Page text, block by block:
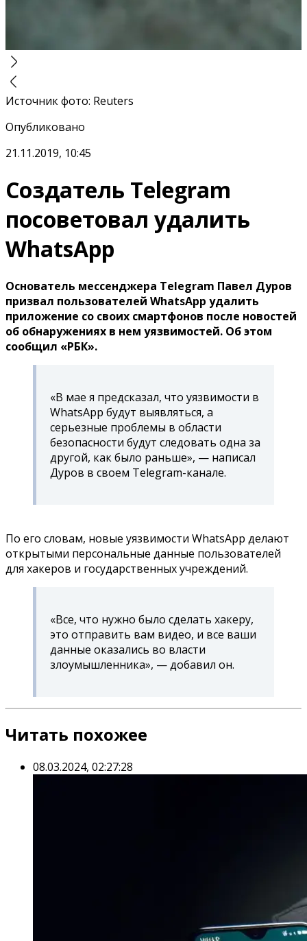
Источник фото: Reuters
Опубликовано
21.11.2019, 10:45
Создатель Telegram
посоветовал удалить
WhatsApp
Основатель мессенджера Telegram Павел Дуров
призвал пользователей WhatsApp удалить
приложение со своих смартфонов после новостей
об обнаружениях в нем уязвимостей. Об этом
сообщил «РБК».
«В мае я предсказал, что уязвимости в
WhatsApp будут выявляться, а
серьезные проблемы в области
безопасности будут следовать одна за
другой, как было раньше», — написал
Дуров в своем Telegram-канале.
По его словам, новые уязвимости WhatsApp делают
открытыми персональные данные пользователей
для хакеров и государственных учреждений.
«Все, что нужно было сделать хакеру,
это отправить вам видео, и все ваши
данные оказались во власти
злоумышленника», — добавил он.
Читать похожее
08.03.2024, 02:27:28